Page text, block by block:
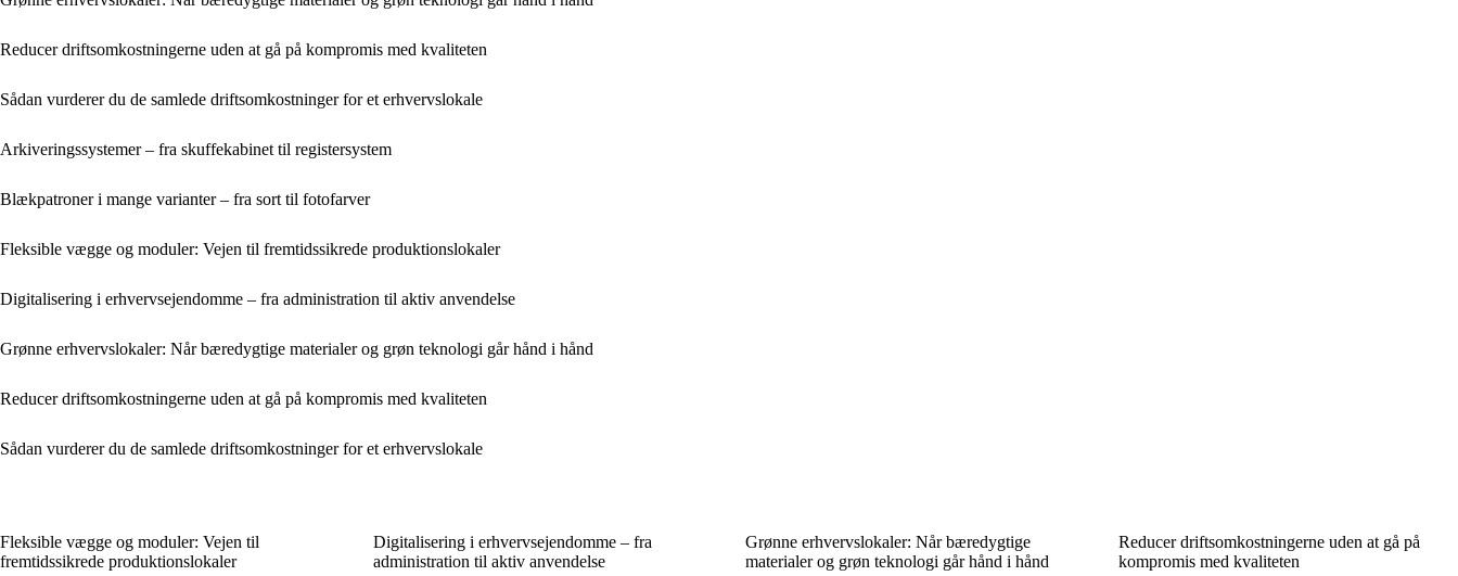
Reducer driftsomkostningerne uden at gå på kompromis med kvaliteten
Sådan vurderer du de samlede driftsomkostninger for et erhvervslokale
Arkiveringssystemer – fra skuffekabinet til registersystem
Blækpatroner i mange varianter – fra sort til fotofarver
Fleksible vægge og moduler: Vejen til fremtidssikrede produktionslokaler
Digitalisering i erhvervsejendomme – fra administration til aktiv anvendelse
Grønne erhvervslokaler: Når bæredygtige materialer og grøn teknologi går hånd i hånd
Reducer driftsomkostningerne uden at gå på kompromis med kvaliteten
Sådan vurderer du de samlede driftsomkostninger for et erhvervslokale
Fleksible vægge og moduler: Vejen til
fremtidssikrede produktionslokaler
Digitalisering i erhvervsejendomme – fra
administration til aktiv anvendelse
Grønne erhvervslokaler: Når bæredygtige
materialer og grøn teknologi går hånd i hånd
Reducer driftsomkostningerne uden at gå på
kompromis med kvaliteten